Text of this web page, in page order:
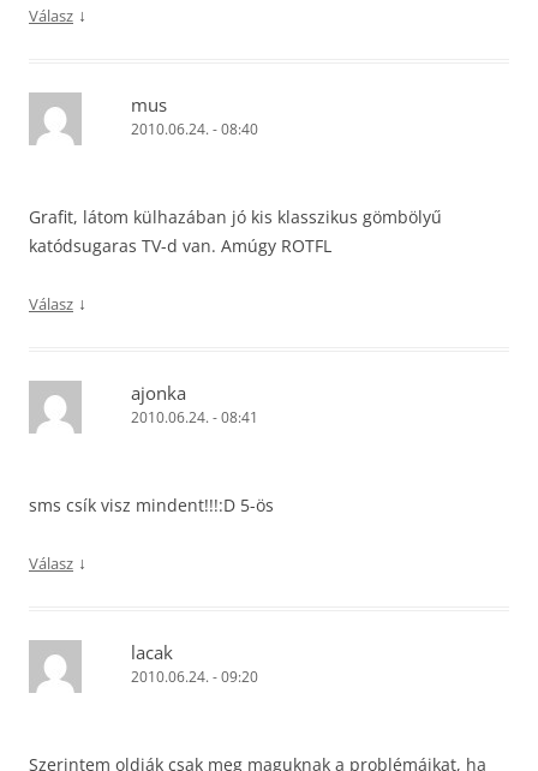
Válasz ↓
mus
2010.06.24. - 08:40
Grafit, látom külhazában jó kis klasszikus gömbölyű
katódsugaras TV-d van. Amúgy ROTFL
Válasz ↓
ajonka
2010.06.24. - 08:41
sms csík visz mindent!!!:D 5-ös
Válasz ↓
lacak
2010.06.24. - 09:20
Szerintem oldják csak meg maguknak a problémáikat, ha